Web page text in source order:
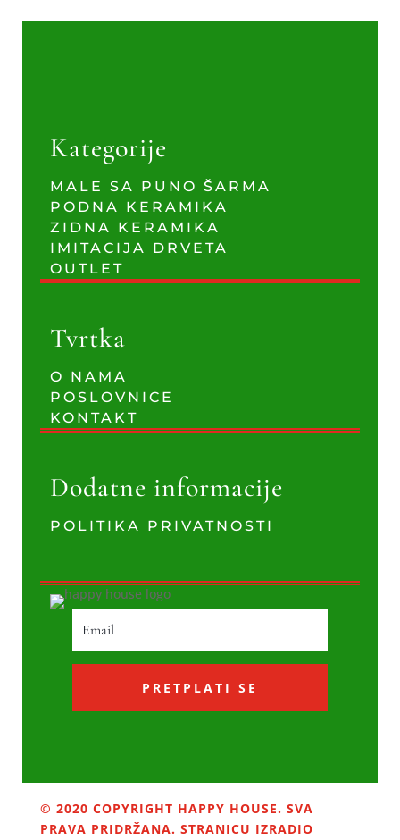
Kategorije
MALE SA PUNO ŠARMA
PODNA KERAMIKA
ZIDNA KERAMIKA
IMITACIJA DRVETA
OUTLET
Tvrtka
O NAMA
POSLOVNICE
KONTAKT
Dodatne informacije
POLITIKA PRIVATNOSTI
PRETPLATI SE
© 2020 COPYRIGHT HAPPY HOUSE. SVA
PRAVA PRIDRŽANA. STRANICU IZRADIO